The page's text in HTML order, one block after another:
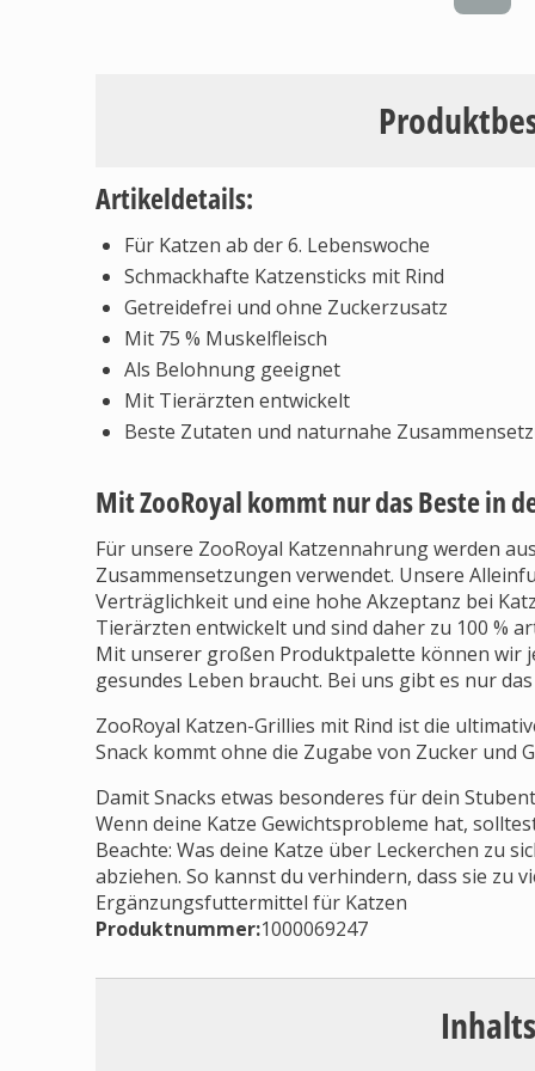
Artikeldetails:
Für Katzen ab der 6. Lebenswoche
Schmackhafte Katzensticks mit Rind
Getreidefrei und ohne Zuckerzusatz
Mit 75 % Muskelfleisch
Als Belohnung geeignet
Mit Tierärzten entwickelt
Beste Zutaten und naturnahe
Mit ZooRoyal kommt nur das Beste in
Für unsere ZooRoyal Katzennahrung werden
Zusammensetzungen verwendet. Unsere
Verträglichkeit und eine hohe Akzeptanz bei
Tierärzten entwickelt und sind daher zu 100 %
Mit unserer großen Produktpalette können wir
gesundes Leben braucht. Bei uns gibt es nur
ZooRoyal Katzen-Grillies mit Rind ist die
Snack kommt ohne die Zugabe von Zucker und
Damit Snacks etwas besonderes für dein
Wenn deine Katze Gewichtsprobleme hat,
Beachte: Was deine Katze über Leckerchen zu
abziehen. So kannst du verhindern, dass sie zu
Ergänzungsfuttermittel für Katzen
Produktnummer:1000069247